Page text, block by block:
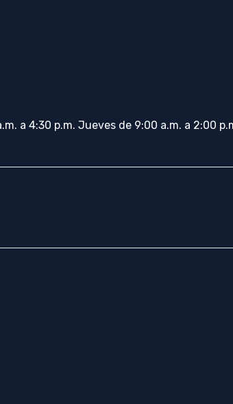
a 4:30 p.m. Jueves de 9:00 a.m. a 2:00